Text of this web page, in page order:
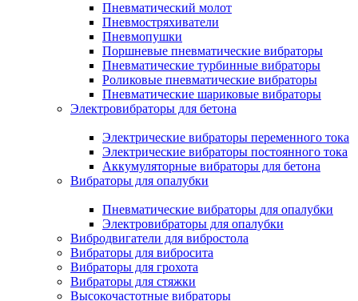
Пневматический молот
Пневмостряхиватели
Пневмопушки
Поршневые пневматические вибраторы
Пневматические турбинные вибраторы
Роликовые пневматические вибраторы
Пневматические шариковые вибраторы
Электровибраторы для бетона
Электрические вибраторы переменного тока
Электрические вибраторы постоянного тока
Аккумуляторные вибраторы для бетона
Вибраторы для опалубки
Пневматические вибраторы для опалубки
Электровибраторы для опалубки
Вибродвигатели для вибростола
Вибраторы для вибросита
Вибраторы для грохота
Вибраторы для стяжки
Высокочастотные вибраторы